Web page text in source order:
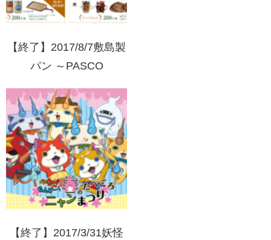
【終了】2017/8/7敷島製
パン ～PASCO
贈る～こだわり食卓セッ
トプレゼント！
【終了】2017/3/31妖怪